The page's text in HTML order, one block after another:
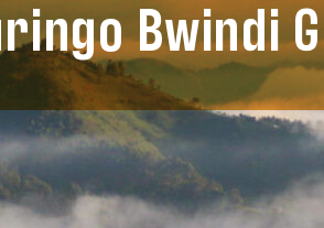
Bwindi